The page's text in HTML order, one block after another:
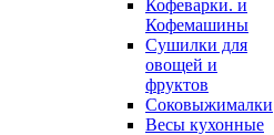
Кофеварки. и
Кофемашины
Сушилки для
овощей и
фруктов
Соковыжималки
Весы кухонные